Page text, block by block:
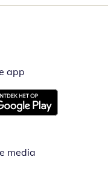
app
nieuw venster
media